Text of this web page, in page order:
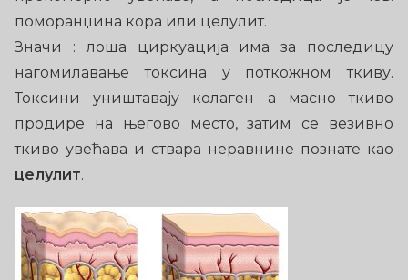
поморанџина кора или целулит.
Значи : лоша циркуација има за последицу
нагомилавање токсина у поткожном ткиву.
Токсини уништавају колаген а масно ткиво
продире на његово место, затим се везивно
ткиво увећава и ствара неравнине познате као
целулит.